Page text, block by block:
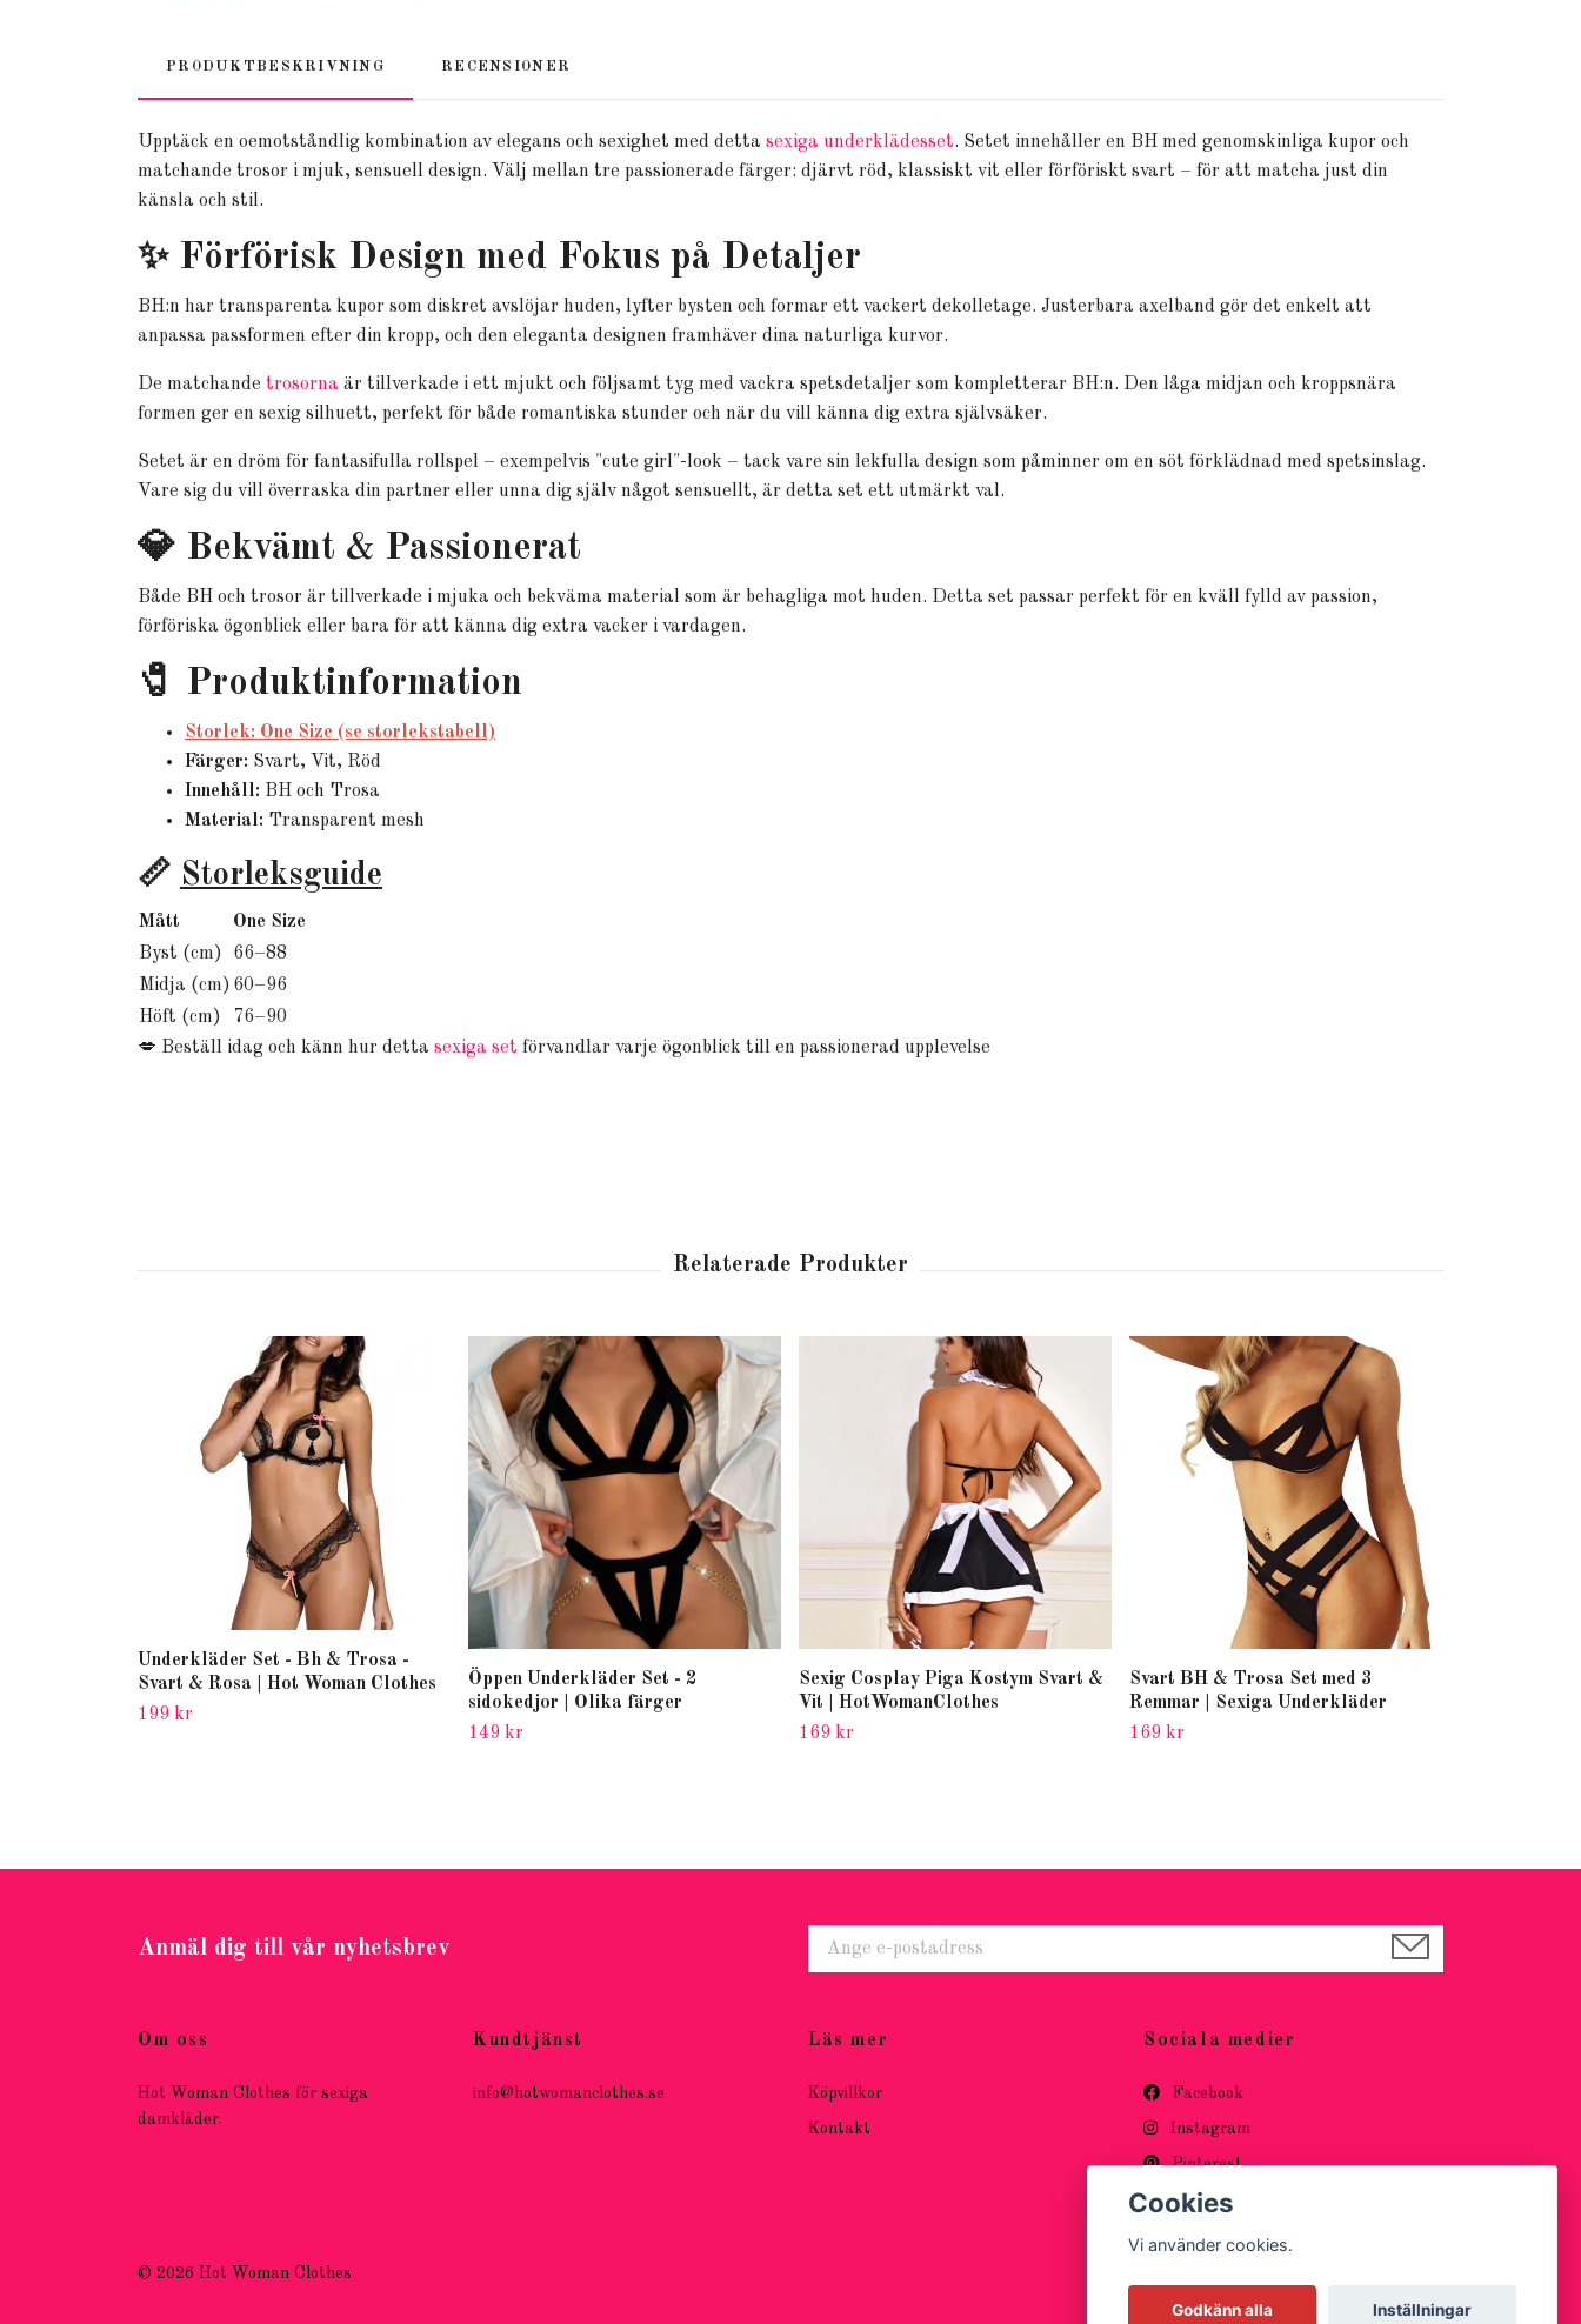
PRODUKTBESKRIVNING RECENSIONER
Upptäck en oemotståndlig kombination av elegans och sexighet med detta sexiga underklädesset. Setet innehåller en BH med genomskinliga kupor och
matchande trosor i mjuk, sensuell design. Välj mellan tre passionerade färger: djärvt röd, klassiskt vit eller förföriskt svart – för att matcha just din
känsla och stil.
✨ Förförisk Design med Fokus på Detaljer
BH:n har transparenta kupor som diskret avslöjar huden, lyfter bysten och formar ett vackert dekolletage. Justerbara axelband gör det enkelt att
anpassa passformen efter din kropp, och den eleganta designen framhäver dina naturliga kurvor.
De matchande trosorna är tillverkade i ett mjukt och följsamt tyg med vackra spetsdetaljer som kompletterar BH:n. Den låga midjan och kroppsnära
formen ger en sexig silhuett, perfekt för både romantiska stunder och när du vill känna dig extra självsäker.
Setet är en dröm för fantasifulla rollspel – exempelvis "cute girl"-look – tack vare sin lekfulla design som påminner om en söt förklädnad med spetsinslag.
Vare sig du vill överraska din partner eller unna dig själv något sensuellt, är detta set ett utmärkt val.
💎 Bekvämt & Passionerat
Både BH och trosor är tillverkade i mjuka och bekväma material som är behagliga mot huden. Detta set passar perfekt för en kväll fylld av passion,
förföriska ögonblick eller bara för att känna dig extra vacker i vardagen.
🧷 Produktinformation
Storlek: One Size (se storlekstabell)
Färger: Svart, Vit, Röd
Innehåll: BH och Trosa
Material: Transparent mesh
📏 Storleksguide
Mått
One Size
Byst (cm)
66–88
Midja (cm) 60–96
Höft (cm)
76–90
💋 Beställ idag och känn hur detta sexiga set förvandlar varje ögonblick till en passionerad upplevelse
Underkläder Set - Bh & Trosa -
Svart & Rosa | Hot Woman Clothes
199 kr
Öppen Underkläder Set - 2
sidokedjor | Olika färger
149 kr
Sexig Cosplay Piga Kostym Svart &
Vit | HotWomanClothes
169 kr
Svart BH & Trosa Set med 3
Remmar | Sexiga Underkläder
169 kr
Anmäl dig till vår nyhetsbrev
Om oss
Hot Woman Clothes för sexiga
damkläder.
Kundtjänst
info@hotwomanclothes.se
Läs mer
Köpvillkor
Kontakt
Sociala medier
Facebook
Instagram
Pinterest
© 2026 Hot Woman Clothes
Cookies
Vi använder cookies.
Godkänn alla Inställningar